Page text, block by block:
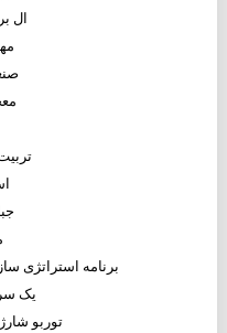
ال
برنامه استراتژی
یک
توربو